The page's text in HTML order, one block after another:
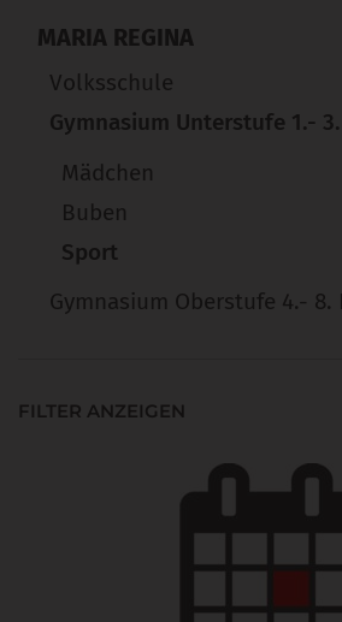
MARIA REGINA
Volksschule
Gymnasium Unterstufe 1.-
Mädchen
Buben
Sport
Gymnasium Oberstufe 4.- 8.
FILTER ANZEIGEN